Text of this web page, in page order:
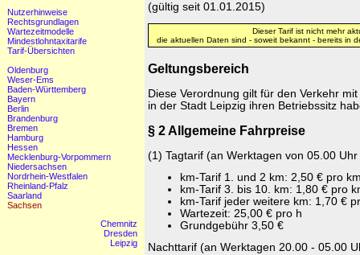
Nutzerhinweise
Rechtsgrundlagen
Wartezeitmodelle
Mindestlohntaxitarife
Tarif-Übersichten
Oldenburg
Weser-Ems
Baden-Württemberg
Bayern
Berlin
Brandenburg
Bremen
Hamburg
Hessen
Mecklenburg-Vorpommern
Niedersachsen
Nordrhein-Westfalen
Rheinland-Pfalz
Saarland
Sachsen
Chemnitz
Dresden
Leipzig
(gültig seit 01.01.2015)
Dieser Tarif ist nicht mehr
die aktuellen Daten sind - soweit bekannt - bereits in
Geltungsbereich
Diese Verordnung gilt für den Verkehr
in der Stadt Leipzig ihren Betriebssitz
§ 2 Allgemeine Fahrpreise
(1) Tagtarif (an Werktagen von 05.00
km-Tarif 1. und 2 km: 2,50 € pro
km-Tarif 3. bis 10. km: 1,80 € pro
km-Tarif jeder weitere km: 1,70 €
Wartezeit: 25,00 € pro h
Grundgebühr 3,50 €
Nachttarif (an Werktagen 20.00 - 05.00